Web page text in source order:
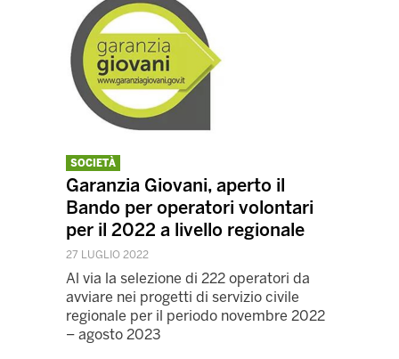
SOCIETÀ
Garanzia Giovani, aperto il
Bando per operatori volontari
per il 2022 a livello regionale
27 LUGLIO 2022
Al via la selezione di 222 operatori da
avviare nei progetti di servizio civile
regionale per il periodo novembre 2022
– agosto 2023